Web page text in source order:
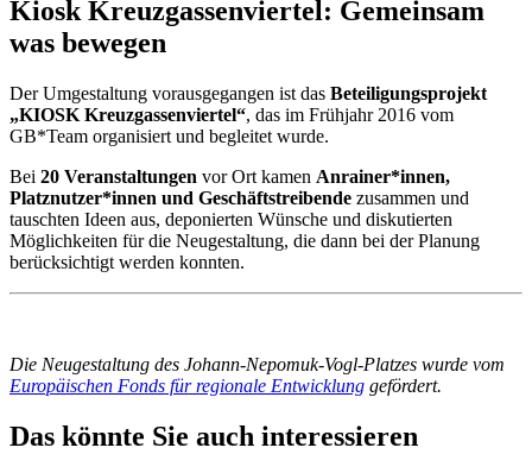
Kiosk Kreuzgassenviertel: Gemeinsam
was bewegen
Der Umgestaltung vorausgegangen ist das Beteiligungsprojekt
„KIOSK Kreuzgassenviertel“, das im Frühjahr 2016 vom
GB*Team organisiert und begleitet wurde.
Bei 20 Veranstaltungen vor Ort kamen Anrainer*innen,
Platznutzer*innen und Geschäftstreibende zusammen und
tauschten Ideen aus, deponierten Wünsche und diskutierten
Möglichkeiten für die Neugestaltung, die dann bei der Planung
berücksichtigt werden konnten.
Die Neugestaltung des Johann-Nepomuk-Vogl-Platzes wurde vom
Europäischen Fonds für regionale Entwicklung gefördert.
Das könnte Sie auch interessieren